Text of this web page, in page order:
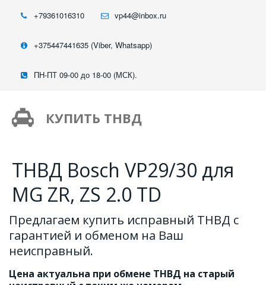
+79361016310 vp44@inbox.ru
+375447441635 (Viber, Whatsapp)
ПН-ПТ 09-00 до 18-00 (МСК).
КУПИТЬ ТНВД
ТНВД Bosch VP29/30 для
MG ZR, ZS 2.0 TD
Предлагаем купить исправный ТНВД с
гарантией и обменом на Ваш
неисправный.
Цена актуальна при обмене ТНВД на старый